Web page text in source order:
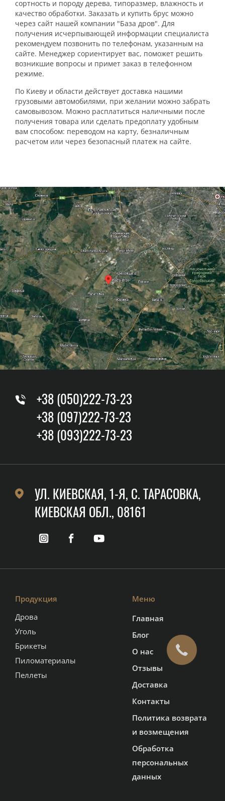
сортность и породу дерева, типоразмер, влажность и
качество обработки. Заказать и купить брус можно
через сайт нашей компании "База дров". Для
получения исчерпывающей информации специалиста
рекомендуем позвонить по телефонам, указанным на
сайте. Менеджер сориентирует вас, поможет решить
возникшие вопросы и примет заказ в телефонном
режиме.
По Киеву и области действует доставка нашими
грузовыми автомобилями, при желании можно забрать
самовывозом. Можно расплатиться наличными после
получения товара или сделать предоплату удобным
вам способом: переводом на карту, безналичным
расчетом или через безопасный платеж на сайте.
+38 (050)222-73-23
+38 (097)222-73-23
+38 (093)222-73-23
УЛ. КИЕВСКАЯ, 1-Я, C. ТАРАСОВКА,
КИЕВСКАЯ ОБЛ., 08161
Продукция
Дрова
Уголь
Брикеты
Пиломатериалы
Пеллеты
Меню
Главная
Блог
О нас
Отзывы
Доставка
Контакты
Политика возврата
и возмещения
Обработка
персональных
данных